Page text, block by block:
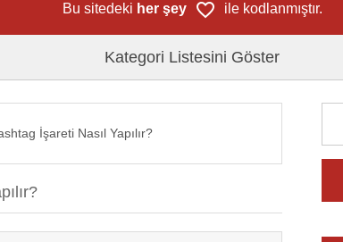
Bu sitedeki her şey ile kodlanmıştır.
Kategori Listesini Göster
İşareti Nasıl Yapılır?